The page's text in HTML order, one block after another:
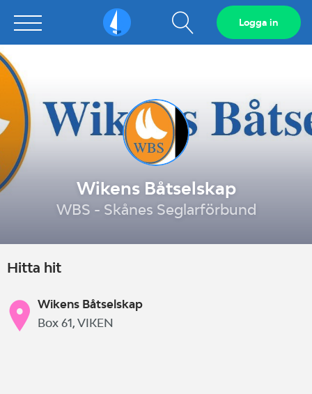
Sailarena Visa
sökfält
Logga in
Wikens Båtselskap
WBS - Skånes Seglarförbund
Hitta hit
Wikens Båtselskap
Box 61, VIKEN